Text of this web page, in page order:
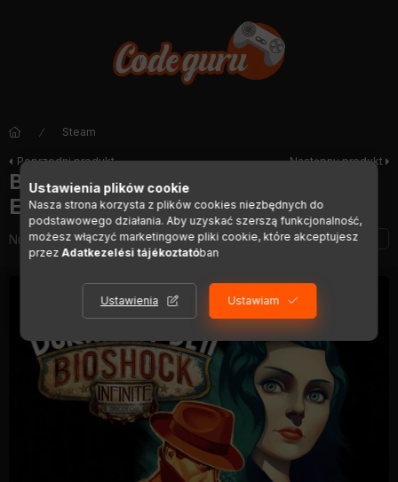
Steam
Poprzedni produkt Następny produkt
BioShock Infinite: Burial at Sea -
Episode One
Numer artykułu:DIGI01106
Ustawienia plików cookie
Nasza strona korzysta z plików cookies niezbędnych do
podstawowego działania. Aby uzyskać szerszą funkcjonalność,
możesz włączyć marketingowe pliki cookie, które akceptujesz
przezAdatkezelési tájékoztatóban
Ustawienia Ustawiam